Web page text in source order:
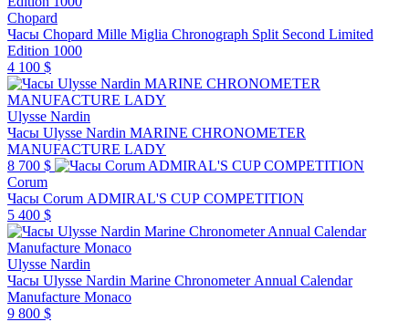
Chopard
Часы Chopard Mille Miglia Chronograph Split Second Limited
Edition 1000
4 100 $
Ulysse Nardin
Часы Ulysse Nardin MARINE CHRONOMETER
MANUFACTURE LADY
8 700 $
Corum
Часы Corum ADMIRAL'S CUP COMPETITION
5 400 $
Ulysse Nardin
Часы Ulysse Nardin Marine Chronometer Annual Calendar
Manufacture Monaco
9 800 $